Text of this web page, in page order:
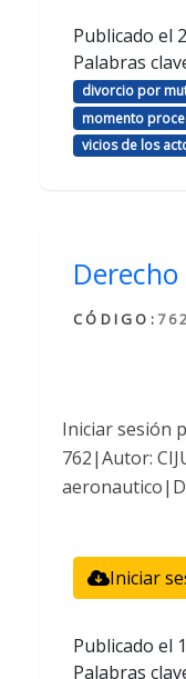
Publicado el
Palabras
divorcio por
momento
vicios de los
CÓDIGO: 762
Iniciar sesión
762|Autor:
Iniciar
Publicado el
Palabras